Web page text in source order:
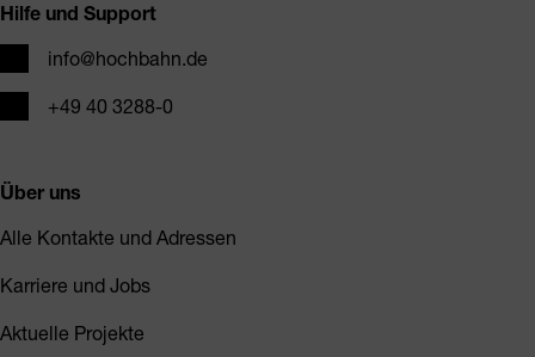
Hilfe und Support
E-Mailinfo@hochbahn.de
Telefon+49 40 3288-0
Über uns
Alle Kontakte und Adressen
Karriere und Jobs
Aktuelle Projekte